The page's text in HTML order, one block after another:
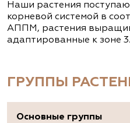
Наши растения
корневой системой в
АППМ, растения
адаптированные к зоне 3.
ГРУППЫ
Основные группы